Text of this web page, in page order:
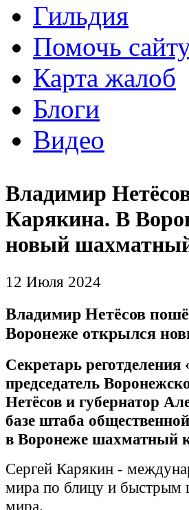
Гильдия
Помочь
Карта жалоб
Блоги
Видео
Владимир
Карякина. В
новый
12 Июля 2024
Владимир Нетёсов
Воронеже открылся
Секретарь
председатель
Нетёсов и губернатор
базе штаба
в Воронеже шахматный
Сергей Карякин -
мира по блицу и быстрым
мира.